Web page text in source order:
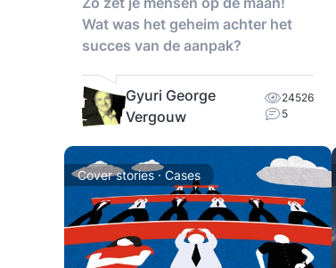
Wat was het geheim achter het
succes van de aanpak?
Gyuri George
Vergouw
24526
5
Cover stories · Cases